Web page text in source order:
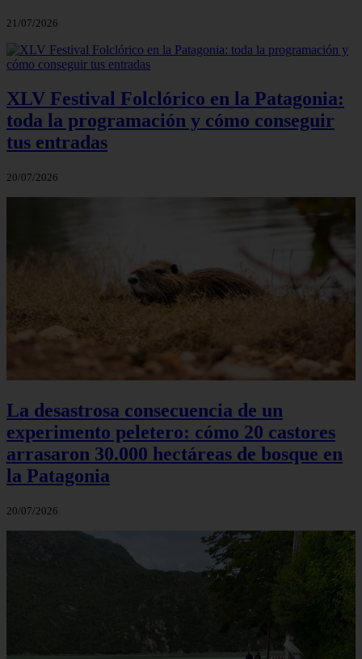
21/07/2026
XLV Festival Folclórico en la Patagonia:
toda la programación y cómo conseguir
tus entradas
20/07/2026
La desastrosa consecuencia de un
experimento peletero: cómo 20 castores
arrasaron 30.000 hectáreas de bosque en
la Patagonia
20/07/2026